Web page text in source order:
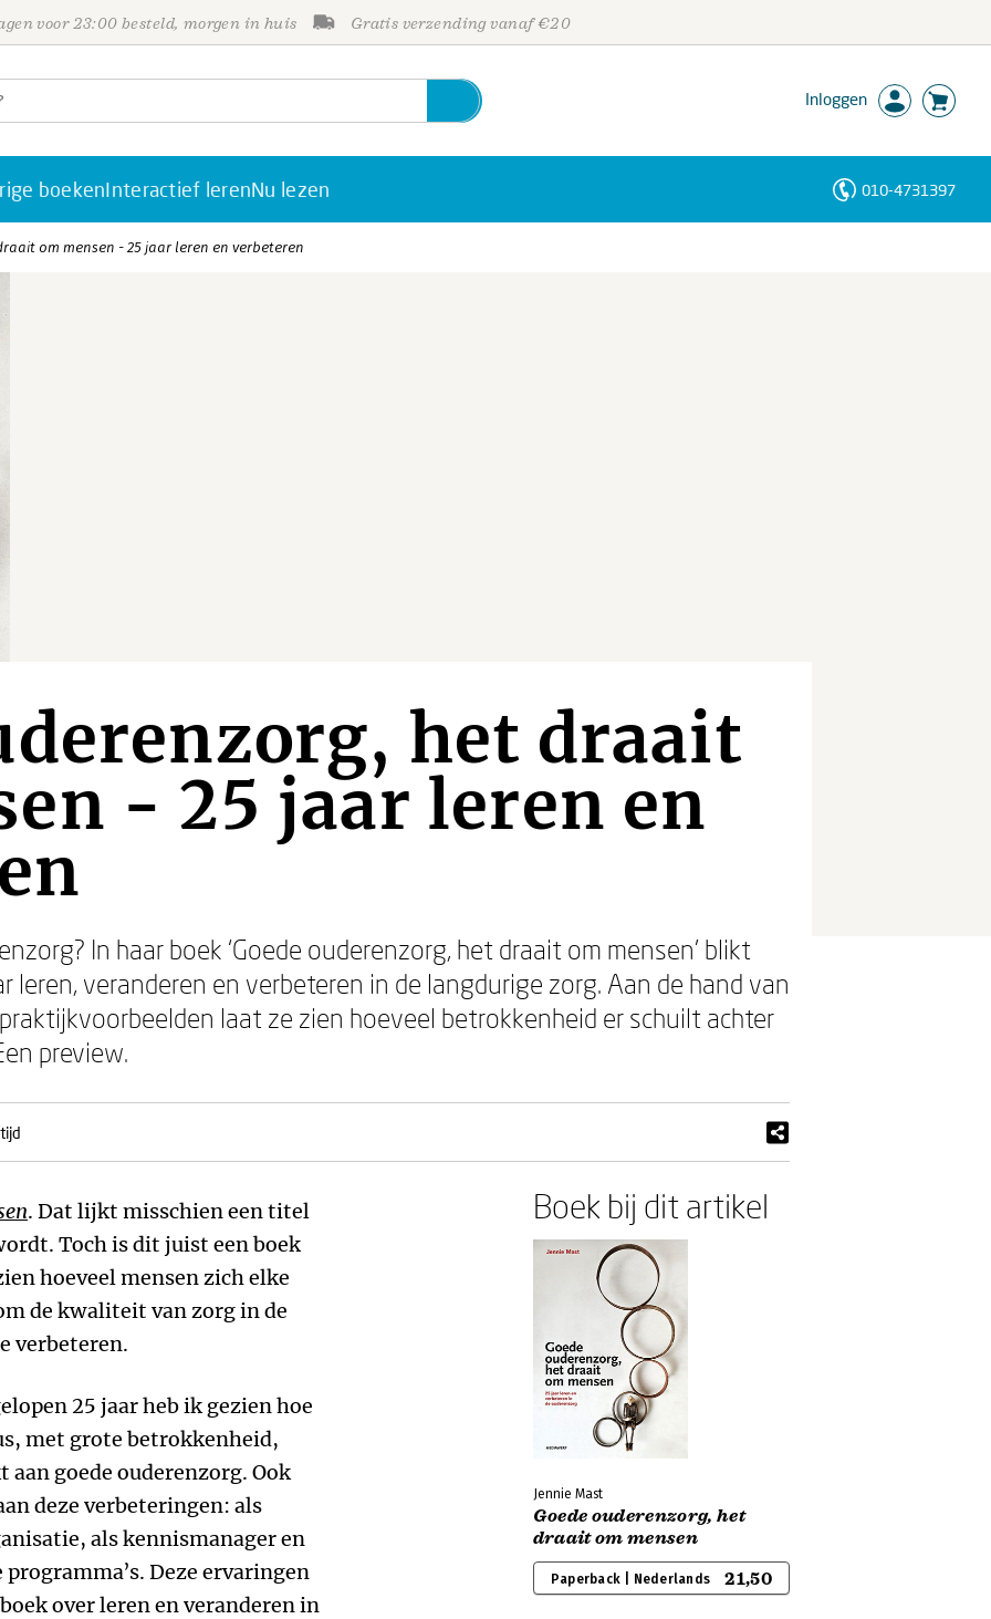
voor 23:00 besteld, morgen in huis Gratis verzending vanaf €20
Inloggen
boekenInteractief lerenNu lezen 010-4731397
om mensen - 25 jaar leren en verbeteren
het draait
- 25 jaar leren en
In haar boek ‘Goede ouderenzorg, het draait om mensen’ blikt
leren, veranderen en verbeteren in de langdurige zorg. Aan de hand van
laat ze zien hoeveel betrokkenheid er schuilt achter
preview.
. Dat lijkt misschien een titel
Toch is dit juist een boek
hoeveel mensen zich elke
de kwaliteit van zorg in de
verbeteren.
25 jaar heb ik gezien hoe
met grote betrokkenheid,
goede ouderenzorg. Ook
deze verbeteringen: als
als kennismanager en
Deze ervaringen
over leren en veranderen in
Boek bij dit artikel
Jennie Mast
Goede ouderenzorg, het
draait om mensen
Paperback | Nederlands 21,50
Personen